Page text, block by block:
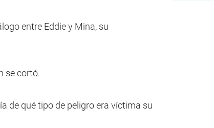
entre Eddie y Mina, su
se cortó.
de qué tipo de peligro era víctima su